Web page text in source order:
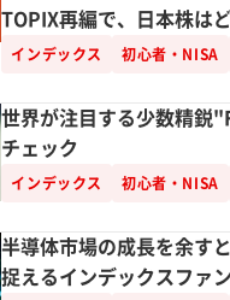
TOPIX再編で、日本株は
る？～
インデックス 初心者・NISA
世界が注目する少数精鋭
チェック
インデックス 初心者・NISA
半導体市場の成長を余す
捉えるインデックスファ